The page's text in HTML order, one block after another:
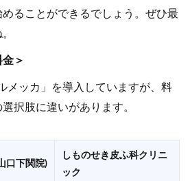
ることができるでしょう。ぜひ最
＞
メッカ」を導入していますが、料
択肢に違いがあります。
口下関院)
しものせき皮ふ科クリニ
ック